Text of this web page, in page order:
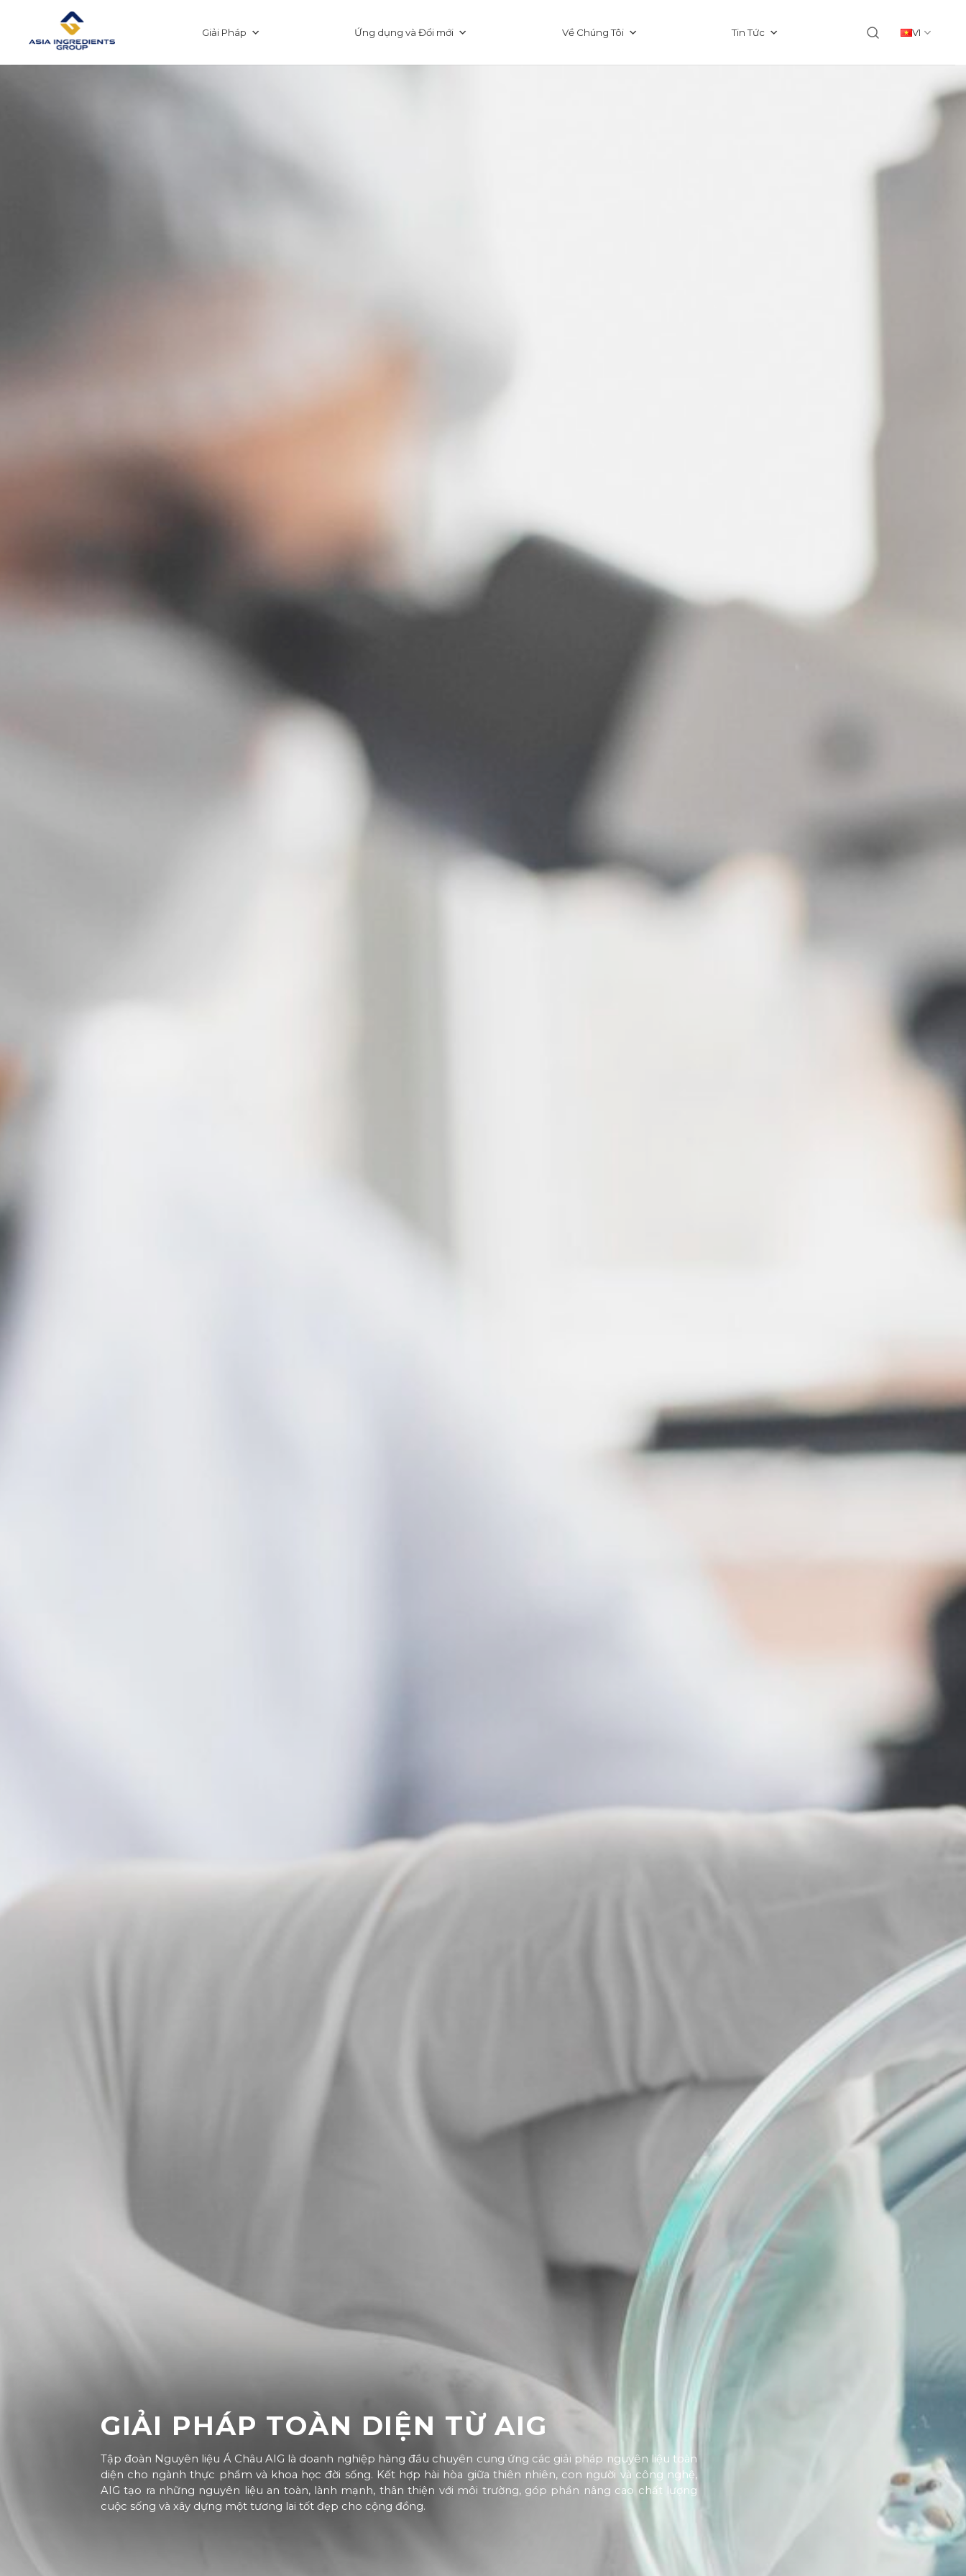
Giải Pháp Ứng dụng và Đổi mới Về Chúng Tôi Tin Tức VI
GIẢI PHÁP TOÀN DIỆN TỪ AIG
Tập đoàn Nguyên liệu Á Châu AIG là doanh nghiệp hàng đầu chuyên cung ứng các giải pháp nguyên liệu toàn
diện cho ngành thực phẩm và khoa học đời sống. Kết hợp hài hòa giữa thiên nhiên, con người và công nghệ,
AIG tạo ra những nguyên liệu an toàn, lành mạnh, thân thiện với môi trường, góp phần nâng cao chất lượng
cuộc sống và xây dựng một tương lai tốt đẹp cho cộng đồng.